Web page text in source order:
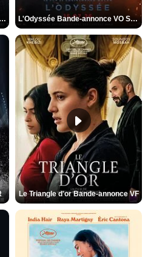
Spider-Man: Brand New Day Bande-annonce VO STFR L'Odyssée Bande-annonce VO STFR
Le Triangle d'or Bande-annonce VF